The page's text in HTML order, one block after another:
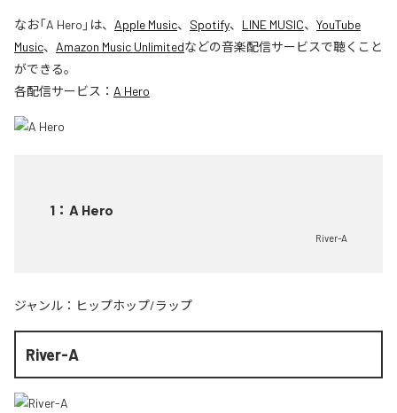
なお「A Hero 」は、 Apple Music、 Spotify、 LINE MUSIC、 YouTube
Music、 Amazon Music Unlimitedなどの音楽配信サービスで聴くこと
ができる。
各配信サービス： A Hero
1 ： A Hero
River-A
ジャンル： ヒップホップ/ラップ
River-A